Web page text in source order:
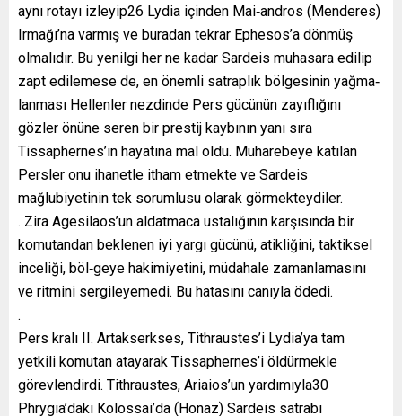
aynı rotayı izleyip26 Lydia içinden Mai‐andros (Menderes)
Irmağı’na varmış ve buradan tekrar Ephesos’a dönmüş
olmalıdır. Bu yenilgi her ne kadar Sardeis muhasara edilip
zapt edilemese de, en önemli satraplık bölgesinin yağma‐
lanması Hellenler nezdinde Pers gücünün zayıflığını
gözler önüne seren bir prestij kaybının yanı sıra
Tissaphernes’in hayatına mal oldu. Muharebeye katılan
Persler onu ihanetle itham etmekte ve Sardeis
mağlubiyetinin tek sorumlusu olarak görmekteydiler.
. Zira Agesilaos’un aldatmaca ustalığının karşısında bir
komutandan beklenen iyi yargı gücünü, atikliğini, taktiksel
inceliği, böl‐geye hakimiyetini, müdahale zamanlamasını
ve ritmini sergileyemedi. Bu hatasını canıyla ödedi.
.
Pers kralı II. Artakserkses, Tithraustes’i Lydia’ya tam
yetkili komutan atayarak Tissaphernes’i öldürmekle
görevlendirdi. Tithraustes, Ariaios’un yardımıyla30
Phrygia’daki Kolossai’da (Honaz) Sardeis satrabı